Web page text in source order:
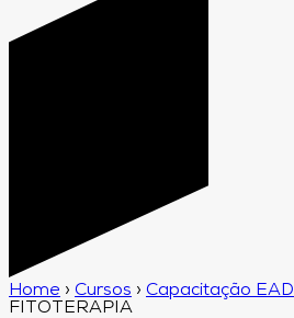
Home › Cursos › Capacitação EAD
FITOTERAPIA